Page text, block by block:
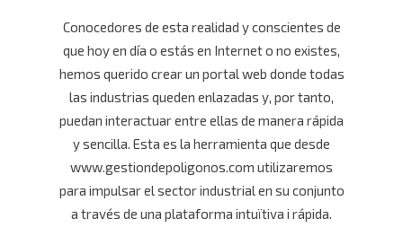
Conocedores de esta realidad y conscientes de
que hoy en día o estás en Internet o no existes,
hemos querido crear un portal web donde todas
las industrias queden enlazadas y, por tanto,
puedan interactuar entre ellas de manera rápida
y sencilla. Esta es la herramienta que desde
www.gestiondepoligonos.com utilizaremos
para impulsar el sector industrial en su conjunto
a través de una plataforma intuïtiva i rápida.